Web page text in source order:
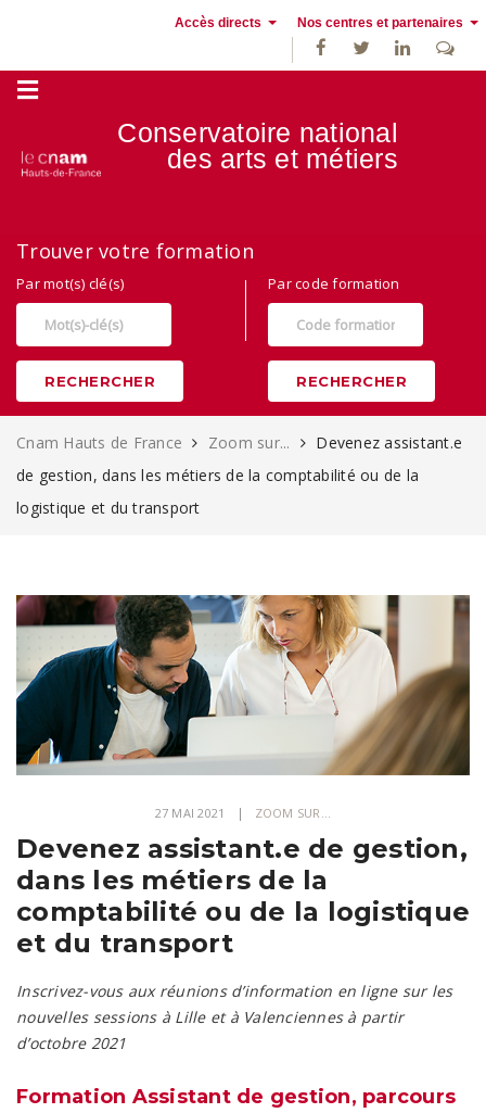
Accès directs Nos centres et partenaires
France
Conservatoire national
des arts et métiers
Trouver votre formation
Par mot(s) clé(s)
RECHERCHER
Par code formation
RECHERCHER
Cnam Hauts de France Zoom sur...
Devenez assistant.e
de gestion, dans les métiers de la comptabilité ou de la
logistique et du transport
27 MAI 2021 ZOOM SUR...
Devenez assistant.e de gestion,
dans les métiers de la
comptabilité ou de la logistique
et du transport
Inscrivez-vous aux réunions d’information en ligne sur les
nouvelles sessions à Lille et à Valenciennes à partir
d’octobre 2021
Formation Assistant de gestion, parcours